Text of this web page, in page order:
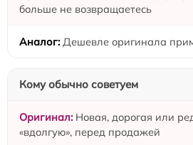
больше не возвращаетесь
Дешевле оригинала
Кому обычно советуем
Новая, дорогая или
«вдолгую», перед продажей